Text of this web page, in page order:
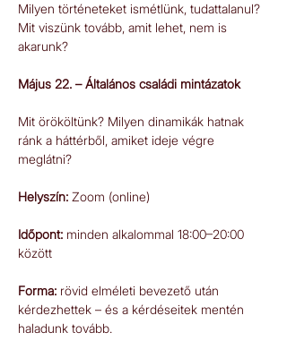
Milyen történeteket ismétlünk, tudattalanul?
Mit viszünk tovább, amit lehet, nem is
akarunk?
Május 22. – Általános családi mintázatok
Mit örököltünk? Milyen dinamikák hatnak
ránk a háttérből, amiket ideje végre
meglátni?
Helyszín: Zoom (online)
Időpont: minden alkalommal 18:00–20:00
között
Forma: rövid elméleti bevezető után
kérdezhettek – és a kérdéseitek mentén
haladunk tovább.